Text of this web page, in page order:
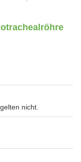
nicht.